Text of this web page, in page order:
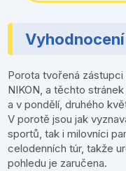
Vyhodnocení
Porota tvořená
NIKON, a těchto stránek
a v pondělí, druhého
V porotě jsou jak
sportů, tak i milovníci
celodenních túr, takže
pohledu je zaručena.